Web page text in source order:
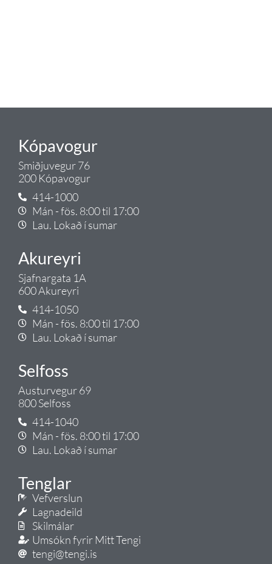
Kópavogur
Smiðjuvegur 76
200 Kópavogur
414-1000
Mán - fös. 8:00 til 17:00
Lau. Lokað í sumar
Akureyri
Sjafnargata 1A
600 Akureyri
414-1050
Mán - fös. 8:00 til 17:00
Lau. Lokað í sumar
Selfoss
Austurvegur 69
800 Selfoss
414-1040
Mán - fös. 8:00 til 17:00
Lau. Lokað í sumar
Tenglar
Vefverslun
Lagnadeild
Skilmálar
Umsókn fyrir Mitt Tengi
tengi@tengi.is